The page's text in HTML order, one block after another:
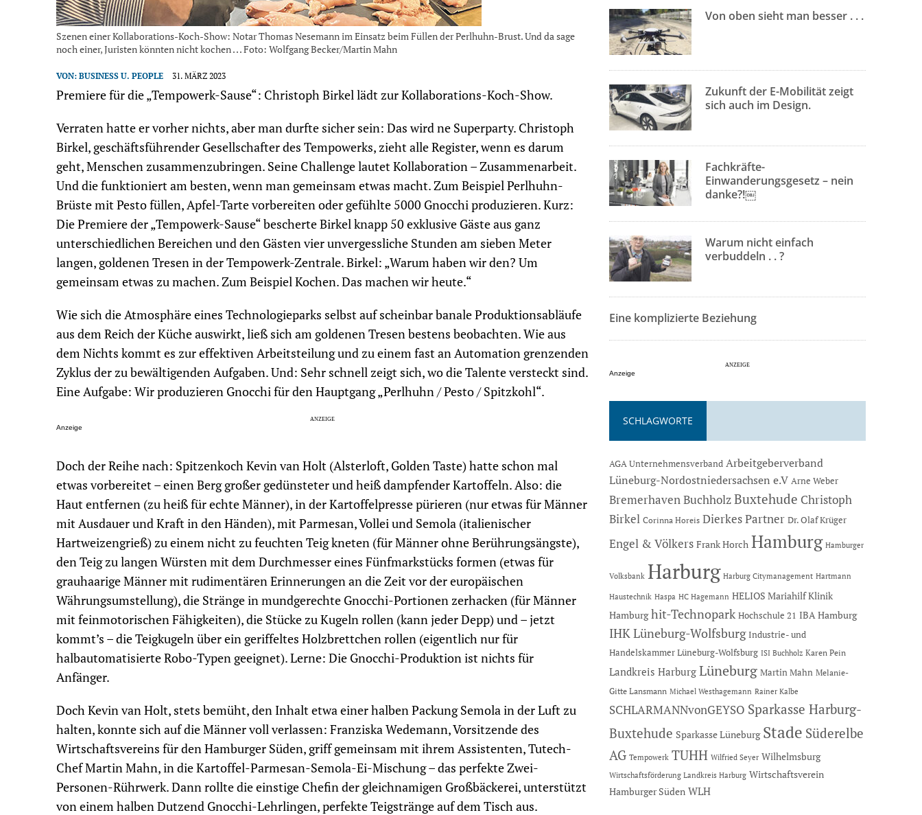
Szenen einer Kollaborations-Koch-Show: Notar Thomas Nesemann im Einsatz beim Füllen der Perlhuhn-Brust. Und da sage
noch einer, Juristen könnten nicht kochen . . . Foto: Wolfgang Becker/Martin Mahn
VON: BUSINESS U. PEOPLE 31. MÄRZ 2023
Premiere für die „Tempowerk-Sause“: Christoph Birkel lädt zur Kollaborations-Koch-Show.
Verraten hatte er vorher nichts, aber man durfte sicher sein: Das wird ne Superparty. Christoph
Birkel, geschäftsführender Gesellschafter des Tempowerks, zieht alle Register, wenn es darum
geht, Menschen zusammenzubringen. Seine Challenge lautet Kollaboration – Zusammenarbeit.
Und die funktioniert am besten, wenn man gemeinsam etwas macht. Zum Beispiel Perlhuhn-
Brüste mit Pesto füllen, Apfel-Tarte vorbereiten oder gefühlte 5000 Gnocchi produzieren. Kurz:
Die Premiere der „Tempowerk-Sause“ bescherte Birkel knapp 50 exklusive Gäste aus ganz
unterschiedlichen Bereichen und den Gästen vier unvergessliche Stunden am sieben Meter
langen, goldenen Tresen in der Tempo­werk-Zentrale. Birkel: „Warum haben wir den? Um
gemeinsam etwas zu machen. Zum Beispiel Kochen. Das machen wir heute.“
Wie sich die Atmosphäre eines Technologieparks selbst auf scheinbar banale Produktionsabläufe
aus dem Reich der Küche auswirkt, ließ sich am goldenen Tresen bestens beobachten. Wie aus
dem Nichts kommt es zur effektiven Arbeitsteilung und zu einem fast an Automation grenzenden
Zyklus der zu bewältigenden Aufgaben. Und: Sehr schnell zeigt sich, wo die Talente versteckt sind.
Eine Aufgabe: Wir produzieren Gnocchi für den Hauptgang „Perlhuhn / Pesto / Spitzkohl“.
Anzeige
Doch der Reihe nach: Spitzenkoch Kevin van Holt (Alsterloft, Golden Taste) hatte schon mal
etwas vorbereitet – einen Berg großer gedünsteter und heiß dampfender Kartoffeln. Also: die
Haut entfernen (zu heiß für echte Männer), in der Kartoffelpresse pürieren (nur etwas für Männer
mit Ausdauer und Kraft in den Händen), mit Parmesan, Vollei und Semola (italienischer
Hartweizengrieß) zu einem nicht zu feuchten Teig kneten (für Männer ohne Berührungsängste),
den Teig zu langen Würsten mit dem Durchmesser eines Fünfmarkstücks formen (etwas für
grauhaarige Männer mit rudimentären Erinnerungen an die Zeit vor der europäischen
Währungsumstellung), die Stränge in mundgerechte Gnocchi-Portionen zerhacken (für Männer
mit feinmotorischen Fähigkeiten), die Stücke zu Kugeln rollen (kann jeder Depp) und – jetzt
kommt’s – die Teigkugeln über ein geriffeltes Holzbrettchen rollen (eigentlich nur für
halbautomatisierte Robo-Typen geeignet). Lerne: Die Gnocchi-Produktion ist nichts für
Anfänger.
Doch Kevin van Holt, stets bemüht, den Inhalt etwa einer halben Packung Semola in der Luft zu
halten, konnte sich auf die Männer voll verlassen: Franziska Wedemann, Vorsitzende des
Wirtschaftsvereins für den Hamburger Süden, griff gemeinsam mit ihrem Assistenten, Tutech-
Chef Martin Mahn, in die Kartoffel-Parmesan-Semola-Ei-Mischung – das perfekte Zwei-
Personen-Rührwerk. Dann rollte die einstige Chefin der gleichnamigen Großbäckerei, unterstützt
von einem halben Dutzend Gnocchi-Lehrlingen, perfekte Teigstränge auf dem Tisch aus.
Von oben sieht man besser . . .
Zukunft der E-Mobilität zeigt
sich auch im Design.
Fachkräfte-
Einwanderungsgesetz – nein
danke?!￼
Warum nicht einfach
verbuddeln . . ?
Eine komplizierte Beziehung
Anzeige
SCHLAGWORTE
AGA Unternehmensverband Arbeitgeberverband
Lüneburg-Nordostniedersachsen e.V Arne Weber
BremerhavenBuchholzBuxtehude Christoph
Birkel Corinna Horeis Dierkes Partner Dr. Olaf Krüger
Engel & Völkers Frank Horch Hamburg Hamburger
Volksbank Harburg Harburg Citymanagement Hartmann
Haustechnik Haspa HC Hagemann HELIOS Mariahilf Klinik
Hamburg hit-Technopark Hochschule 21 IBA Hamburg
IHK Lüneburg-Wolfsburg Industrie- und
Handelskammer Lüneburg-Wolfsburg ISI Buchholz Karen Pein
Landkreis Harburg Lüneburg Martin Mahn Melanie-
Gitte Lansmann Michael Westhagemann Rainer Kalbe
SCHLARMANNvonGEYSO Sparkasse Harburg-
Buxtehude Sparkasse Lüneburg Stade Süderelbe
AG Tempowerk TUHH Wilfried Seyer Wilhelmsburg
Wirtschaftsförderung Landkreis Harburg Wirtschaftsverein
Hamburger Süden WLH